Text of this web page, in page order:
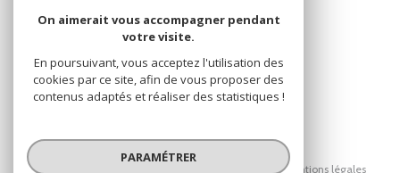
NOUS ADHÉRONS
Mentions légales
On aimerait vous accompagner pendant
votre visite.
En poursuivant, vous acceptez l'utilisation des
cookies par ce site, afin de vous proposer des
contenus adaptés et réaliser des statistiques !
PARAMÉTRER